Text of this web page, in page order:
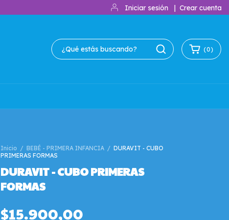
Iniciar sesión | Crear cuenta
(0)
Inicio / BEBÉ - PRIMERA INFANCIA / DURAVIT - CUBO
PRIMERAS FORMAS
DURAVIT - CUBO PRIMERAS
FORMAS
$15.900,00